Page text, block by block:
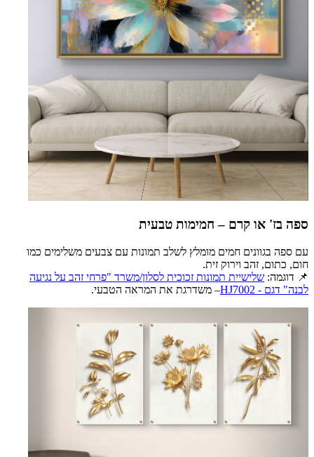
ספה בז' או קרם – חמימות טבעית
עם ספה בגוונים חמים מומלץ לשלב תמונות עם צבעים משלימים כמו
חום, כתום, זהב וירוק זית.
📌 דוגמה: שלישיית תמונות זכוכית לסלון/משרד "פרחי זהב על נגיעה
לבנה" דגם - HJ7002
– משדרגת את המראה הטבעי.